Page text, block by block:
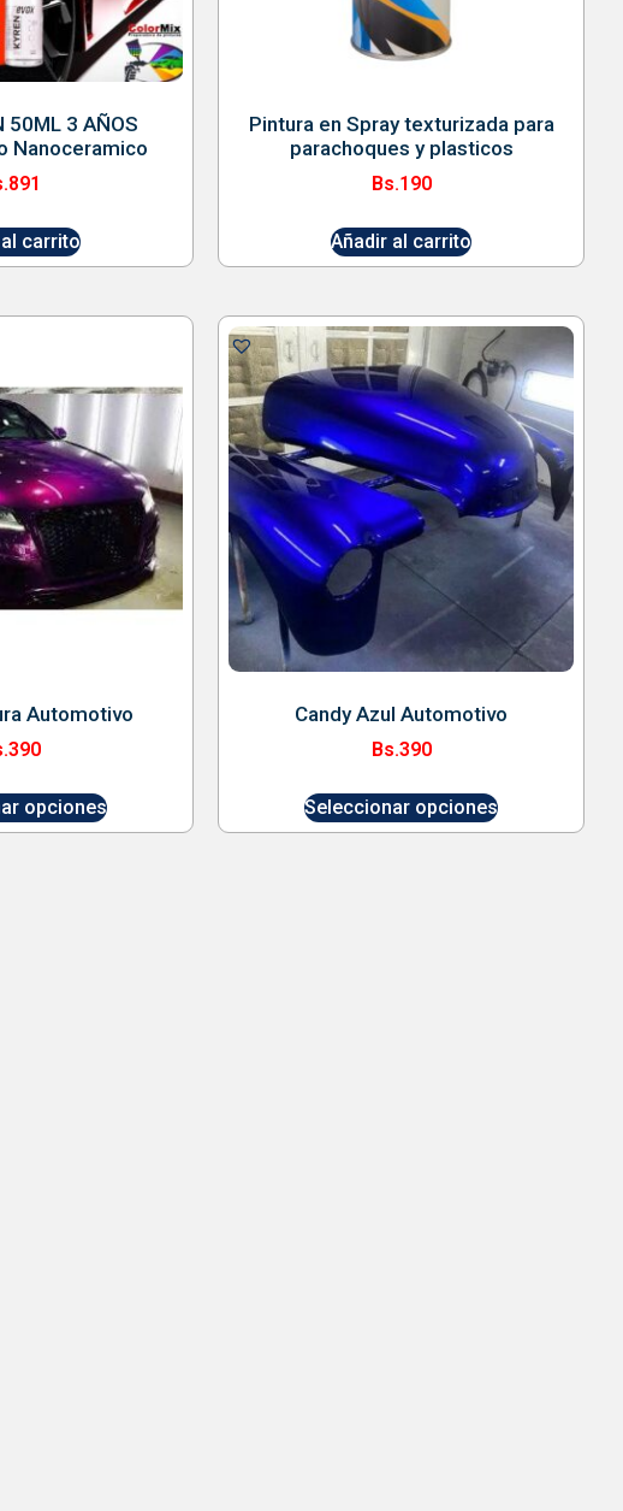
50ML 3 AÑOS
Nanoceramico
891
carrito
Pintura en Spray texturizada para
parachoques y plasticos
Bs.190
Añadir al carrito
Automotivo
390
opciones
Candy Azul Automotivo
Bs.390
Seleccionar opciones